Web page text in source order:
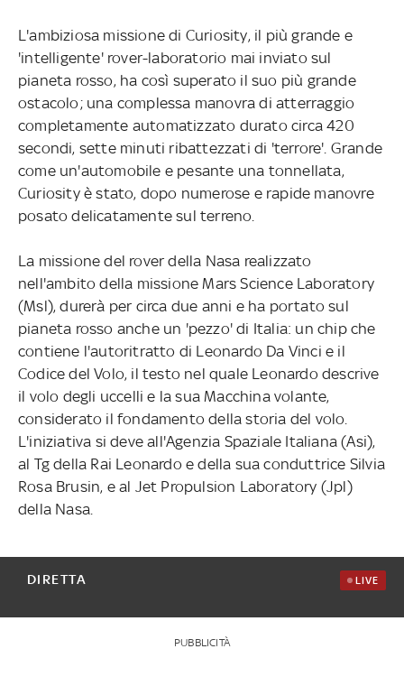
L'ambiziosa missione di Curiosity, il più grande e
'intelligente' rover-laboratorio mai inviato sul
pianeta rosso, ha così superato il suo più grande
ostacolo; una complessa manovra di atterraggio
completamente automatizzato durato circa 420
secondi, sette minuti ribattezzati di 'terrore'. Grande
come un'automobile e pesante una tonnellata,
Curiosity è stato, dopo numerose e rapide manovre
posato delicatamente sul terreno.
La missione del rover della Nasa realizzato
nell'ambito della missione Mars Science Laboratory
(Msl), durerà per circa due anni e ha portato sul
pianeta rosso anche un 'pezzo' di Italia: un chip che
contiene l'autoritratto di Leonardo Da Vinci e il
Codice del Volo, il testo nel quale Leonardo descrive
il volo degli uccelli e la sua Macchina volante,
considerato il fondamento della storia del volo.
L'iniziativa si deve all'Agenzia Spaziale Italiana (Asi),
al Tg della Rai Leonardo e della sua conduttrice Silvia
Rosa Brusin, e al Jet Propulsion Laboratory (Jpl)
della Nasa.
DIRETTA LIVE
PUBBLICITÀ